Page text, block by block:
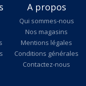
A propos
Qui sommes-nous
Nos magasins
Mentions légales
Conditions générales
Contactez-nous